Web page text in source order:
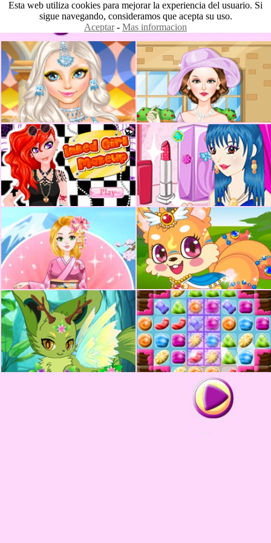
Esta web utiliza cookies para mejorar la experiencia del usuario. Si
sigue navegando, consideramos que acepta su uso.
Aceptar- Mas informacion